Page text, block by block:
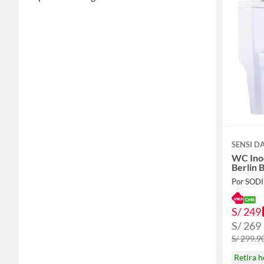
SENSI
WC
Berlin
Por
S/ 249
S/ 269
S/
Retira